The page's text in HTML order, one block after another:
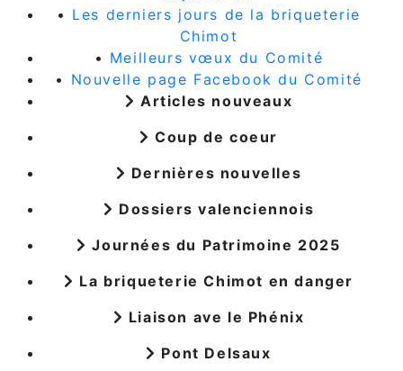
• Les derniers jours de la briqueterie
Chimot
• Meilleurs vœux du Comité
• Nouvelle page Facebook du Comité
Articles nouveaux
Coup de coeur
Dernières nouvelles
Dossiers valenciennois
Journées du Patrimoine 2025
La briqueterie Chimot en danger
Liaison ave le Phénix
Pont Delsaux